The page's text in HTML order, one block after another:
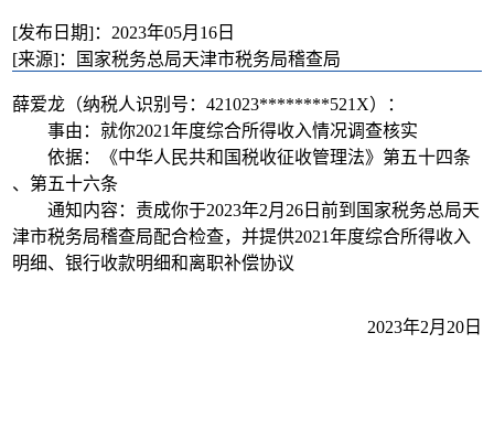
[发布日期]：2023年05月16日
[来源]：国家税务总局天津市税务局稽查局
薛爱龙（纳税人识别号：421023********521X）：
事由：就你2021年度综合所得收入情况调查核实
依据：《中华人民共和国税收征收管理法》第五十四条
、第五十六条
通知内容：责成你于2023年2月26日前到国家税务总局天
津市税务局稽查局配合检查，并提供2021年度综合所得收入
明细、银行收款明细和离职补偿协议
2023年2月20日